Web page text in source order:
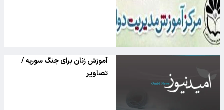
آموزش زنان برای جنگ سوریه /
تصاویر